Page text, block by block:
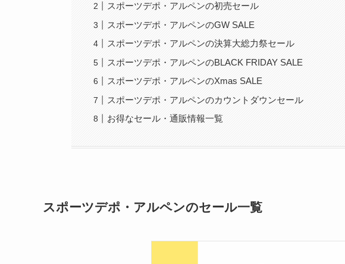
スポーツデポ・アルペンの初売セール
スポーツデポ・アルペンのGW SALE
スポーツデポ・アルペンの決算大総力祭セール
スポーツデポ・アルペンのBLACK FRIDAY SALE
スポーツデポ・アルペンのXmas SALE
スポーツデポ・アルペンのカウントダウンセール
お得なセール・通販情報一覧
スポーツデポ・アルペンのセール一覧